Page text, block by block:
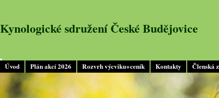
Úvod Plán akcí 2026 Rozvrh výcviku+ceník Kontakty Členská
Kynologické sdružení České Budějovice